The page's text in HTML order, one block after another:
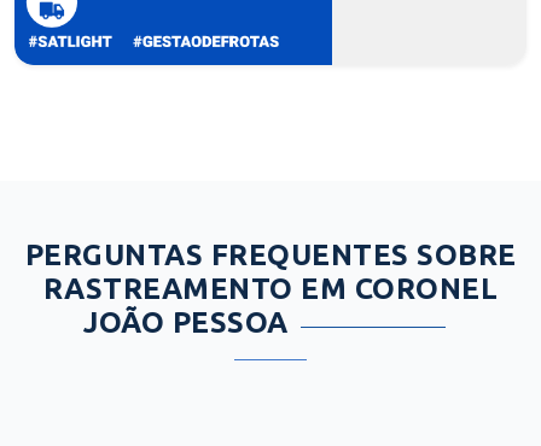
PERGUNTAS FREQUENTES SOBRE
RASTREAMENTO EM CORONEL
JOÃO PESSOA